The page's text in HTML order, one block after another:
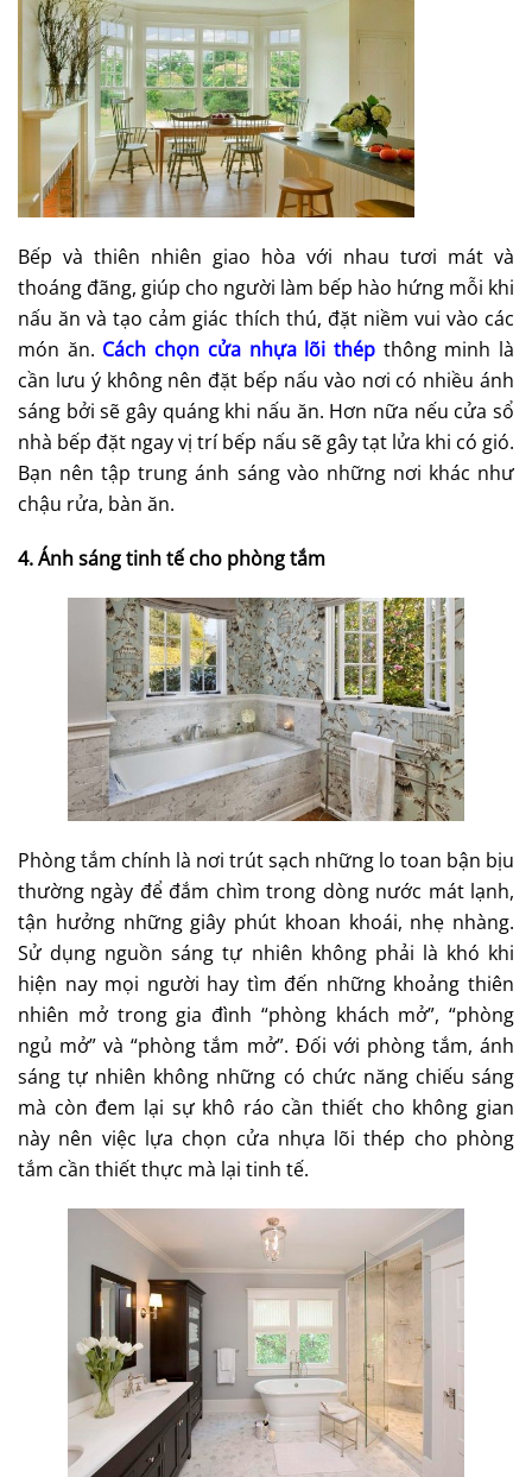
Bếp và thiên nhiên giao hòa với nhau tươi mát và
thoáng đãng, giúp cho người làm bếp hào hứng mỗi khi
nấu ăn và tạo cảm giác thích thú, đặt niềm vui vào các
món ăn. Cách chọn cửa nhựa lõi thépthông minh là
cần lưu ý không nên đặt bếp nấu vào nơi có nhiều ánh
sáng bởi sẽ gây quáng khi nấu ăn. Hơn nữa nếu cửa sổ
nhà bếp đặt ngay vị trí bếp nấu sẽ gây tạt lửa khi có gió.
Bạn nên tập trung ánh sáng vào những nơi khác như
chậu rửa, bàn ăn.
4. Ánh sáng tinh tế cho phòng tắm
Phòng tắm chính là nơi trút sạch những lo toan bận bịu
thường ngày để đắm chìm trong dòng nước mát lạnh,
tận hưởng những giây phút khoan khoái, nhẹ nhàng.
Sử dụng nguồn sáng tự nhiên không phải là khó khi
hiện nay mọi người hay tìm đến những khoảng thiên
nhiên mở trong gia đình “phòng khách mở”, “phòng
ngủ mở” và “phòng tắm mở”. Đối với phòng tắm, ánh
sáng tự nhiên không những có chức năng chiếu sáng
mà còn đem lại sự khô ráo cần thiết cho không gian
này nên việc lựa chọn cửa nhựa lõi thép cho phòng
tắm cần thiết thực mà lại tinh tế.